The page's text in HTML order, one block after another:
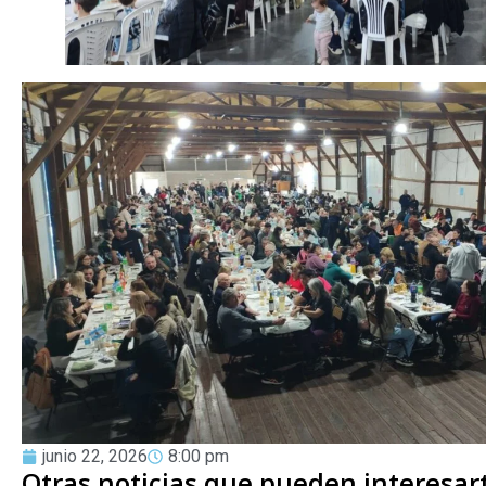
junio 22, 2026 8:00 pm